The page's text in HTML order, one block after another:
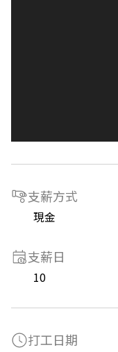
支薪方式
現金
支薪日
10
打工日期